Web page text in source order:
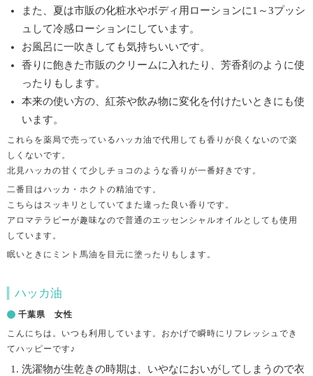
また、夏は市販の化粧水やボディ用ローションに1～3プッシ
ュして冷感ローションにしています。
お風呂に一吹きしても気持ちいいです。
香りに飽きた市販のクリームに入れたり、芳香剤のように使
ったりもします。
本来の使い方の、紅茶や飲み物に変化を付けたいときにも使
います。
これらを薬局で売っているハッカ油で代用しても香りが良くないので楽
しくないです。
北見ハッカの甘くて少しチョコのような香りが一番好きです。
二番目はハッカ・ホクトの精油です。
こちらはスッキリとしていてまた違った良い香りです。
アロマテラピーが趣味なので普通のエッセンシャルオイルとしても使用
しています。
眠いときにミント馬油を目元に塗ったりもします。
ハッカ油
千葉県 女性
こんにちは。いつも利用しています。おかげで瞬時にリフレッシュでき
てハッピーです♪
洗濯物が生乾きの時期は、いやなにおいがしてしまうので衣